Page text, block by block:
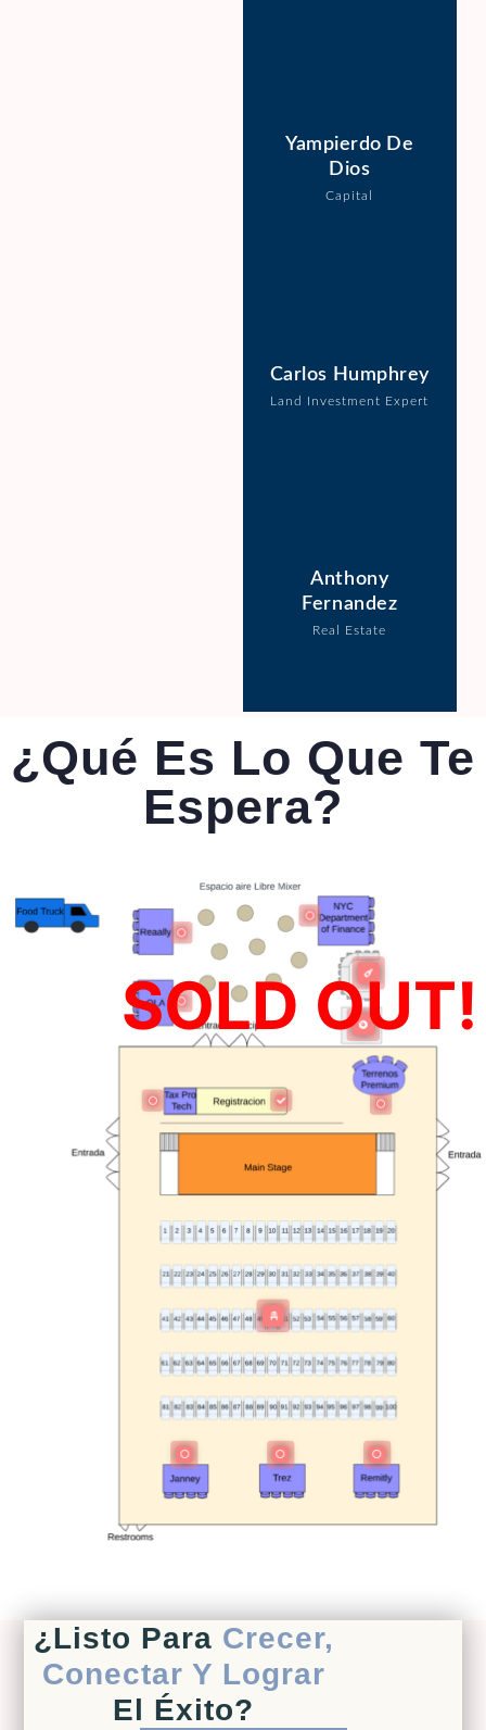
Yampierdo De
Dios
Capital
Carlos Humphrey
Land Investment Expert
Anthony
Fernandez
Real Estate
¿Qué Es Lo Que Te
Espera?
SOLD OUT!
¿Listo Para Crecer,
Conectar Y Lograr
El Éxito?